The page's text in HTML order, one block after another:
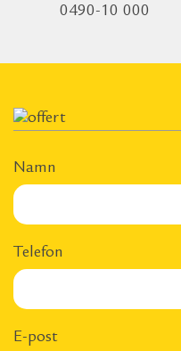
0490-10 000
Namn
Telefon
E-post